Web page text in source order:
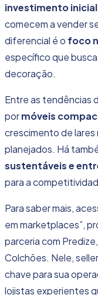
investimento inicial
comecem a vender
diferencial é o foco
específico que
decoração.
Entre as tendências
pormóveis
crescimento de
planejados. Há
sustentáveis e
para a
Para saber mais,
em marketplaces”,
parceria com
Colchões. Nele,
chave para sua
lojistas experientes